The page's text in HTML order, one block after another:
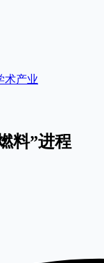
术产业
料”进程